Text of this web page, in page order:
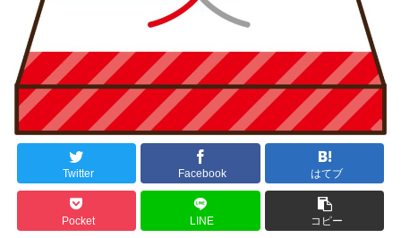
Twitter Facebook はてブ
Pocket LINE コピー